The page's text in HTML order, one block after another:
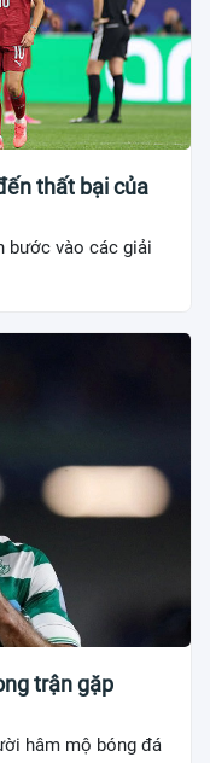
thất bại của
bước vào các giải
trận gặp
hâm mộ bóng đá